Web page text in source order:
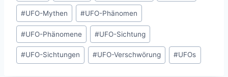
#UFO-Mythen #UFO-Phänomen
#UFO-Phänomene #UFO-Sichtung
#UFO-Sichtungen #UFO-Verschwörung #UFOs